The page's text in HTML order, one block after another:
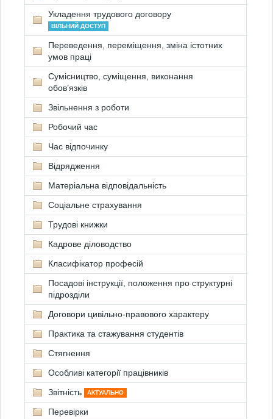
Укладення трудового договору
ВІЛЬНИЙ ДОСТУП
Переведення, переміщення, зміна істотних
умов праці
Сумісництво, суміщення, виконання
обов’язків
Звільнення з роботи
Робочий час
Час відпочинку
Відрядження
Матеріальна відповідальність
Соціальне страхування
Трудові книжки
Кадрове діловодство
Класифікатор професій
Посадові інструкції, положення про структурні
підрозділи
Договори цивільно-правового характеру
Практика та стажування студентів
Стягнення
Особливі категорії працівників
Звітність
АКТУАЛЬНО
Перевірки